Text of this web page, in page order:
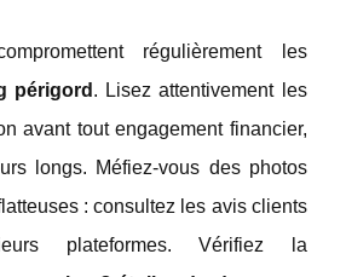
régulièrement les
périgord . Lisez attentivement les
avant tout engagement financier,
longs. Méfiez-vous des photos
: consultez les avis clients
plateformes. Vérifiez la